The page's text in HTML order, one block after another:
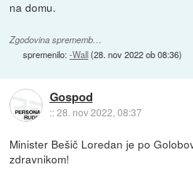
na domu.
Zgodovina sprememb…
spremenilo:-Wall(28. nov 2022 ob 08:36)
Gospod
::28. nov 2022, 08:37
Minister Bešič Loredan je po
zdravnikom!